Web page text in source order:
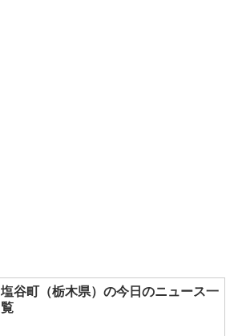
塩谷町（栃木県）の今日のニュース一
覧